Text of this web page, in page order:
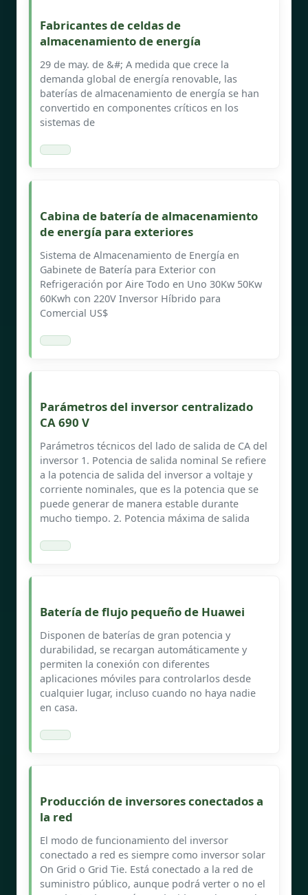
Fabricantes de celdas de
almacenamiento de energía
29 de may. de &#; A medida que crece la
demanda global de energía renovable, las
baterías de almacenamiento de energía se han
convertido en componentes críticos en los
sistemas de
Cabina de batería de almacenamiento
de energía para exteriores
Sistema de Almacenamiento de Energía en
Gabinete de Batería para Exterior con
Refrigeración por Aire Todo en Uno 30Kw 50Kw
60Kwh con 220V Inversor Híbrido para
Comercial US$
Parámetros del inversor centralizado
CA 690 V
Parámetros técnicos del lado de salida de CA del
inversor 1. Potencia de salida nominal Se refiere
a la potencia de salida del inversor a voltaje y
corriente nominales, que es la potencia que se
puede generar de manera estable durante
mucho tiempo. 2. Potencia máxima de salida
Batería de flujo pequeño de Huawei
Disponen de baterías de gran potencia y
durabilidad, se recargan automáticamente y
permiten la conexión con diferentes
aplicaciones móviles para controlarlos desde
cualquier lugar, incluso cuando no haya nadie
en casa.
Producción de inversores conectados a
la red
El modo de funcionamiento del inversor
conectado a red es siempre como inversor solar
On Grid o Grid Tie. Está conectado a la red de
suministro público, aunque podrá verter o no el